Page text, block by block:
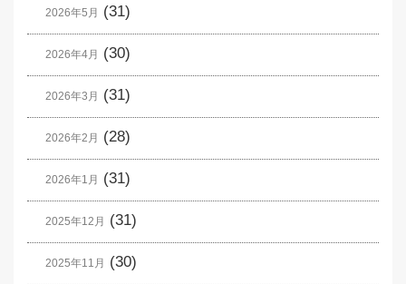
2026年5月 (31)
2026年4月 (30)
2026年3月 (31)
2026年2月 (28)
2026年1月 (31)
2025年12月 (31)
2025年11月 (30)